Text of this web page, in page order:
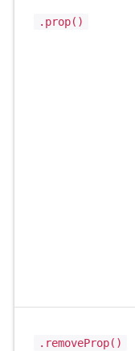
.prop()
.removeProp()